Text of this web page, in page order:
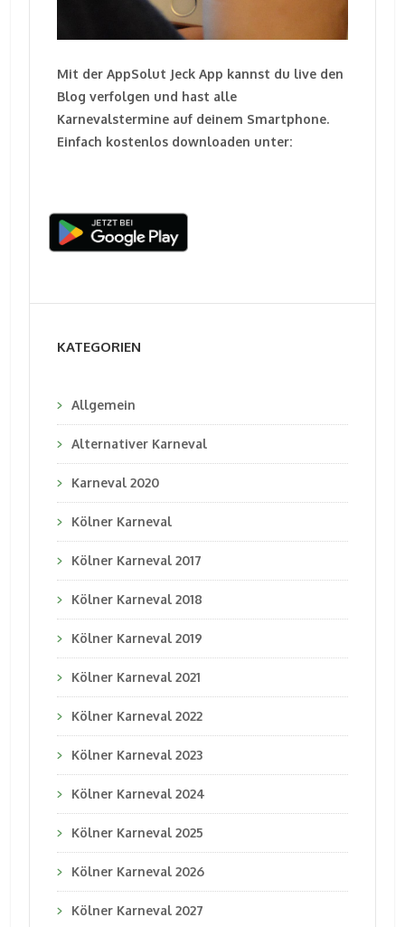
Mit der AppSolut Jeck App kannst du live den
Blog verfolgen und hast alle
Karnevalstermine auf deinem Smartphone.
Einfach kostenlos downloaden unter:
KATEGORIEN
Allgemein
Alternativer Karneval
Karneval 2020
Kölner Karneval
Kölner Karneval 2017
Kölner Karneval 2018
Kölner Karneval 2019
Kölner Karneval 2021
Kölner Karneval 2022
Kölner Karneval 2023
Kölner Karneval 2024
Kölner Karneval 2025
Kölner Karneval 2026
Kölner Karneval 2027